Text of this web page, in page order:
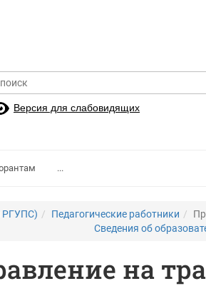
Версия для слабовидящих
...
РГУПС) Педагогические работники
Сведения об
на